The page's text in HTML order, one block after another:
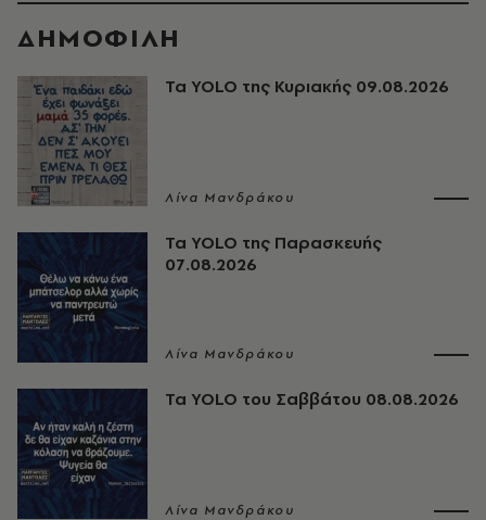
ΔΗΜΟΦΙΛΗ
Τα YOLO της Κυριακής 09.08.2026
Λίνα Μανδράκου
Τα YOLO της Παρασκευής
07.08.2026
Λίνα Μανδράκου
Τα YOLO του Σαββάτου 08.08.2026
Λίνα Μανδράκου